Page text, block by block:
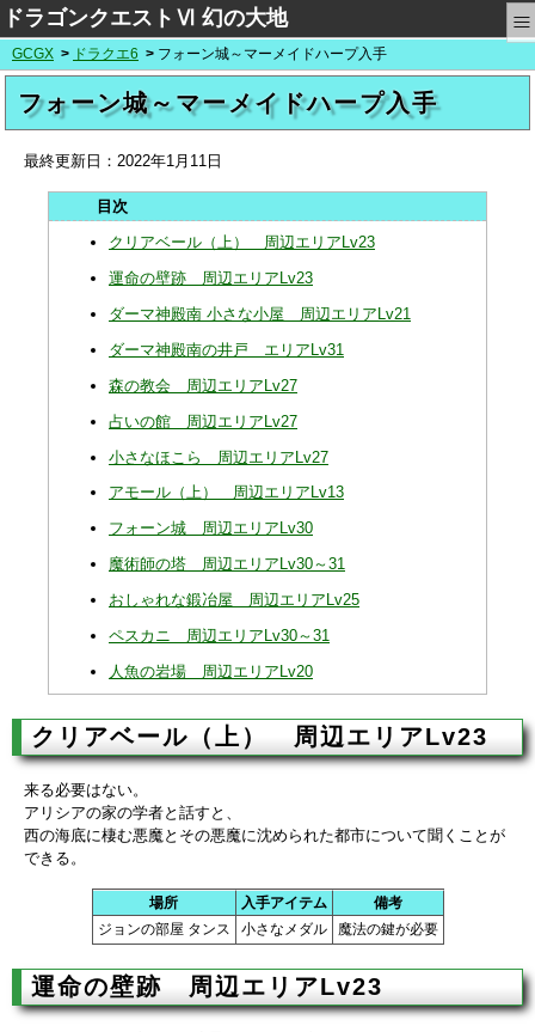
ドラゴンクエストⅥ 幻の大地 ≡
GCGX ドラクエ6 フォーン城～マーメイドハープ入手
フォーン城～マーメイドハープ入手
最終更新日： 2022年1月11日
クリアベール（上） 周辺エリアLv23
運命の壁跡 周辺エリアLv23
ダーマ神殿南 小さな小屋 周辺エリアLv21
ダーマ神殿南の井戸 エリアLv31
森の教会 周辺エリアLv27
占いの館 周辺エリアLv27
小さなほこら 周辺エリアLv27
アモール（上） 周辺エリアLv13
フォーン城 周辺エリアLv30
魔術師の塔 周辺エリアLv30～31
おしゃれな鍛冶屋 周辺エリアLv25
ペスカニ 周辺エリアLv30～31
人魚の岩場 周辺エリアLv20
クリアベール（上） 周辺エリアLv23
来る必要はない。
アリシアの家の学者と話すと、
西の海底に棲む悪魔とその悪魔に沈められた都市について聞くことが
できる。
場所 入手アイテム
備考
ジョンの部屋 タンス
小さなメダル 魔法の鍵が必要
運命の壁跡 周辺エリアLv23